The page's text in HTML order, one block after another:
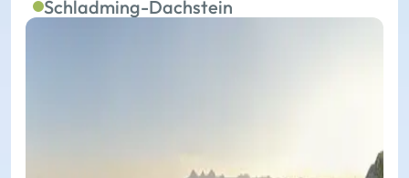
Schladming-Dachstein